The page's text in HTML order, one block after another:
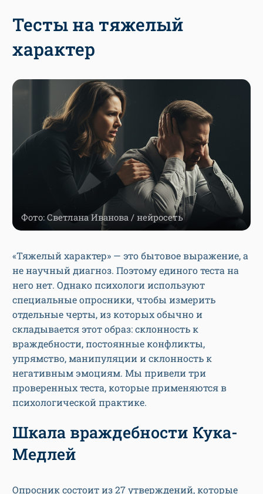
Тесты на тяжелый
характер
Фото: Светлана Иванова / нейросеть
«Тяжелый характер» — это бытовое выражение, а
не научный диагноз. Поэтому единого теста на
него нет. Однако психологи используют
специальные опросники, чтобы измерить
отдельные черты, из которых обычно и
складывается этот образ: склонность к
враждебности, постоянные конфликты,
упрямство, манипуляции и склонность к
негативным эмоциям. Мы привели три
проверенных теста, которые применяются в
психологической практике.
Шкала враждебности Кука-
Медлей
Опросник состоит из 27 утверждений, которые